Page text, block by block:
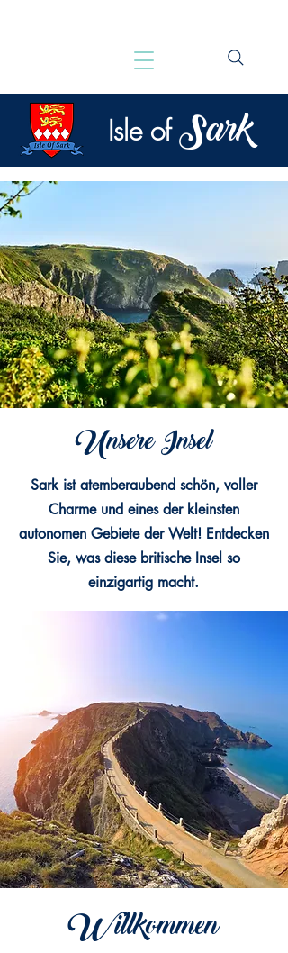
Isle of Sark
Unsere Insel
Sark ist atemberaubend schön, voller
Charme und eines der kleinsten
autonomen Gebiete der Welt! Entdecken
Sie, was diese britische Insel so
einzigartig macht.
Willkommen